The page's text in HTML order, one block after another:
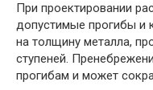
При проектировании
допустимые прогибы и
на толщину металла,
ступеней.
прогибам и может